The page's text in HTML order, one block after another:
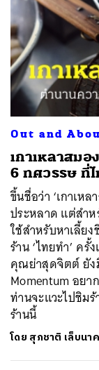
Out and
เกาเหลาสมอ
6 ทศวรรษ ที่ไ
ขึ้นชื่อว่า ‘เกาเห
ประหลาด แต่สำ
ใช้สำหรับหาเลี้ย
ร้าน ‘ไทยทำ’ ครั้
คุณย่าสุดจิตต์ ยัง
Momentum อย
ท่านจะแวะไปชิมร้
ร้านนี้
โดย สุภชาติ เล็บนาค
ค้นหา